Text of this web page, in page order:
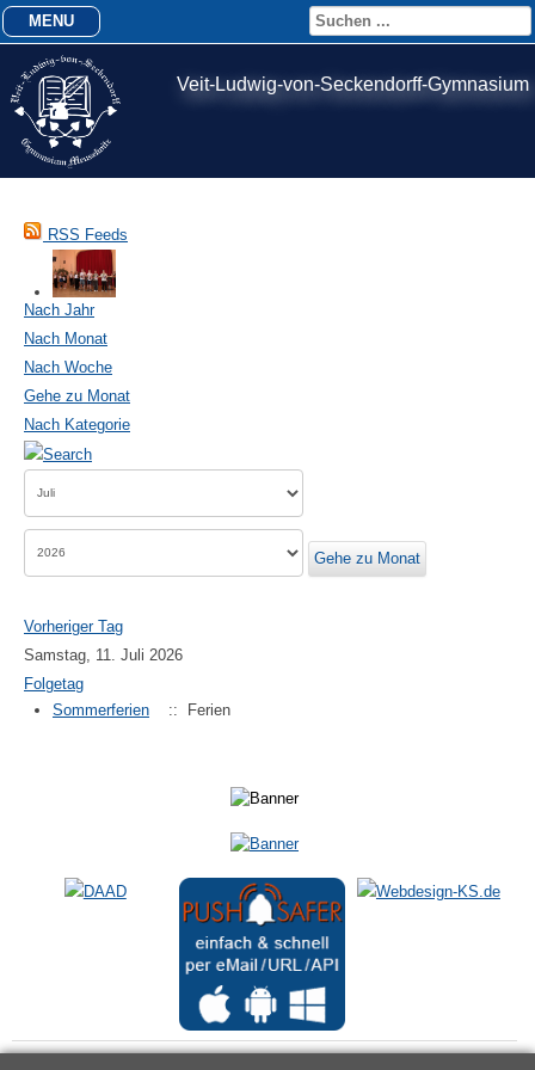
Veit-Ludwig-von-Seckendorff-Gymnasium
MENU
RSS Feeds
Nach Jahr
Nach Monat
Nach Woche
Gehe zu Monat
Nach Kategorie
Gehe zu Monat
Vorheriger Tag
Samstag, 11. Juli 2026
Folgetag
Sommerferien
:: Ferien